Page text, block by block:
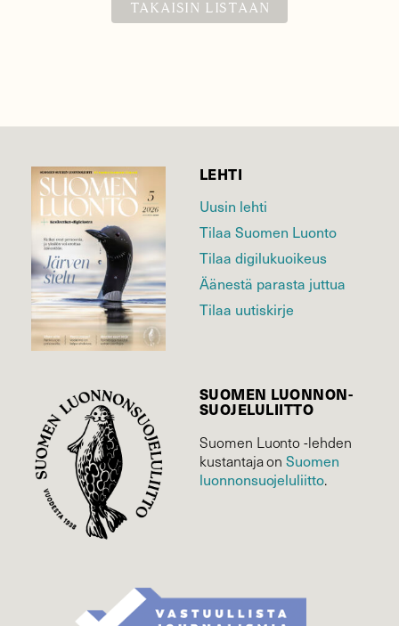
TAKAISIN LISTAAN
LEHTI
Uusin lehti
Tilaa Suomen Luonto
Tilaa digilukuoikeus
Äänestä parasta juttua
Tilaa uutiskirje
SUOMEN LUONNON­
SUOJELU­LIITTO
Suomen Luonto -lehden
kustantaja onSuomen
luonnonsuojelu­liitto.